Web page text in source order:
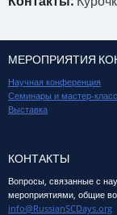
МЕРОПРИЯТИЯ
Научная конференция
Семинары и мастер-
Выставка
КОНТАКТЫ
Вопросы, связанные с
мероприятиями, общие
info@RussianSCDays.org